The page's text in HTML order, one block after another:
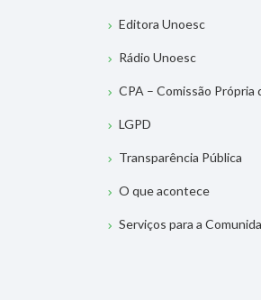
Editora Unoesc
Rádio Unoesc
CPA – Comissão Própria
LGPD
Transparência Pública
O que acontece
Serviços para a